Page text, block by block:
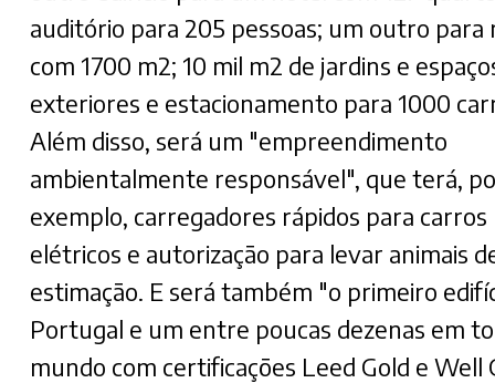
auditório para 205 pessoas; um outro para
com 1700 m2; 10 mil m2 de jardins e
exteriores e estacionamento para 1000
Além disso, será um "empreendimento
ambientalmente responsável", que terá,
exemplo, carregadores rápidos para carros
elétricos e autorização para levar animais
estimação. E será também "o primeiro
Portugal e um entre poucas dezenas em
mundo com certificações Leed Gold e Well